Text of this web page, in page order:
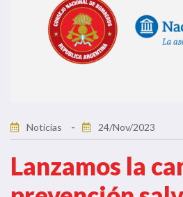
Noticias 24/Nov/2023
Lanzamos la